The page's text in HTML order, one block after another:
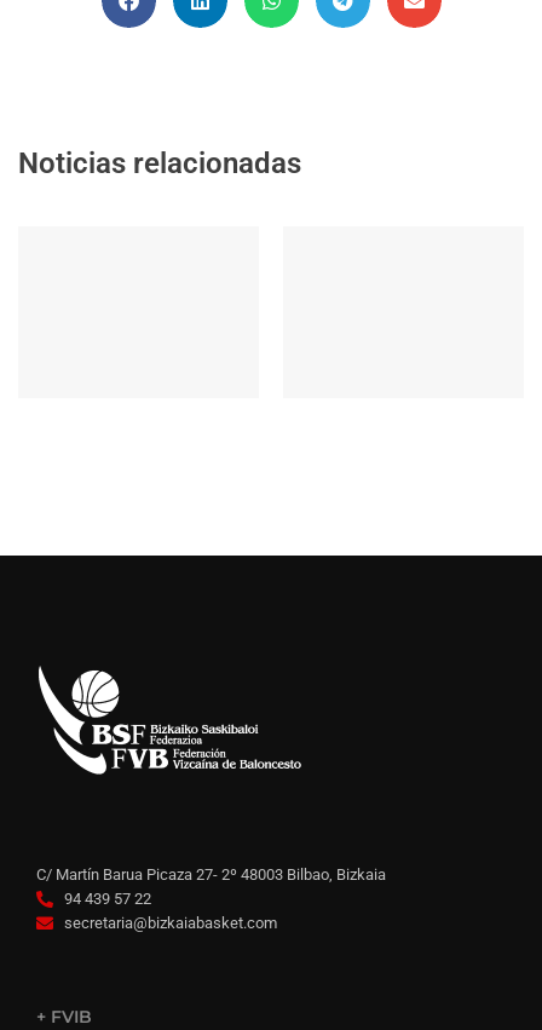
Noticias relacionadas
C/ Martín Barua Picaza 27- 2º 48003 Bilbao, Bizkaia
94 439 57 22
secretaria@bizkaiabasket.com
+ FVIB